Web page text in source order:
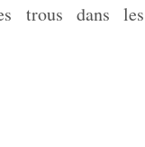
trous dans les